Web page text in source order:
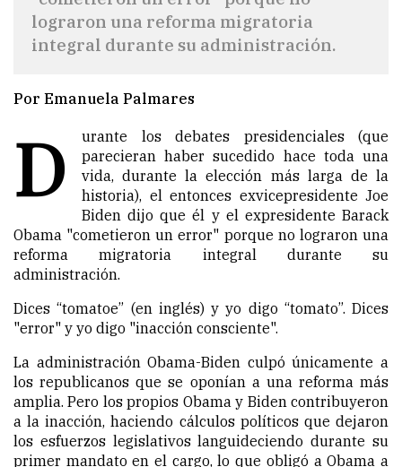
lograron una reforma migratoria
integral durante su administración.
Por Emanuela Palmares
D
urante los debates presidenciales (que
parecieran haber sucedido hace toda una
vida, durante la elección más larga de la
historia), el entonces exvicepresidente Joe
Biden dijo que él y el expresidente Barack
Obama "cometieron un error" porque no lograron una
reforma migratoria integral durante su
administración.
Dices “tomatoe” (en inglés) y yo digo “tomato”. Dices
"error" y yo digo "inacción consciente".
La administración Obama-Biden culpó únicamente a
los republicanos que se oponían a una reforma más
amplia. Pero los propios Obama y Biden contribuyeron
a la inacción, haciendo cálculos políticos que dejaron
los esfuerzos legislativos languideciendo durante su
primer mandato en el cargo, lo que obligó a Obama a